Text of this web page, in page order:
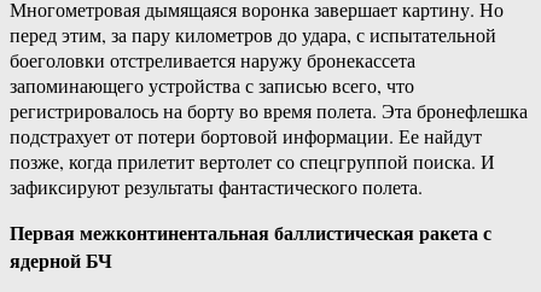
Многометровая дымящаяся воронка завершает картину. Но
перед этим, за пару километров до удара, с испытательной
боеголовки отстреливается наружу бронекассета
запоминающего устройства с записью всего, что
регистрировалось на борту во время полета. Эта бронефлешка
подстрахует от потери бортовой информации. Ее найдут
позже, когда прилетит вертолет со спецгруппой поиска. И
зафиксируют результаты фантастического полета.
Первая межконтинентальная баллистическая ракета с
ядерной БЧ